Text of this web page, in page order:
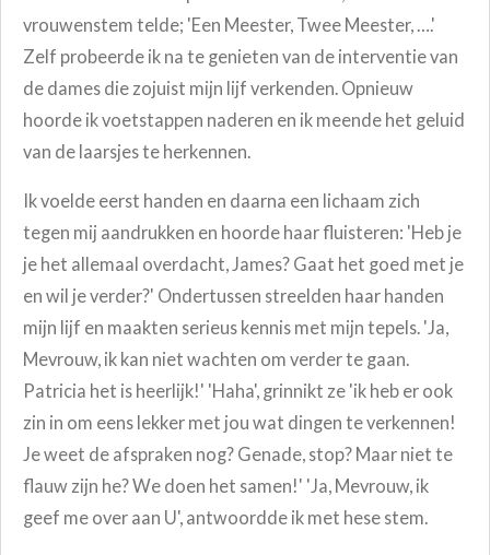
vrouwenstem telde; 'Een Meester, Twee Meester, ….'
Zelf probeerde ik na te genieten van de interventie van
de dames die zojuist mijn lijf verkenden. Opnieuw
hoorde ik voetstappen naderen en ik meende het geluid
van de laarsjes te herkennen.
Ik voelde eerst handen en daarna een lichaam zich
tegen mij aandrukken en hoorde haar fluisteren: 'Heb je
je het allemaal overdacht, James? Gaat het goed met je
en wil je verder?' Ondertussen streelden haar handen
mijn lijf en maakten serieus kennis met mijn tepels. 'Ja,
Mevrouw, ik kan niet wachten om verder te gaan.
Patricia het is heerlijk!' 'Haha', grinnikt ze 'ik heb er ook
zin in om eens lekker met jou wat dingen te verkennen!
Je weet de afspraken nog? Genade, stop? Maar niet te
flauw zijn he? We doen het samen!' 'Ja, Mevrouw, ik
geef me over aan U', antwoordde ik met hese stem.